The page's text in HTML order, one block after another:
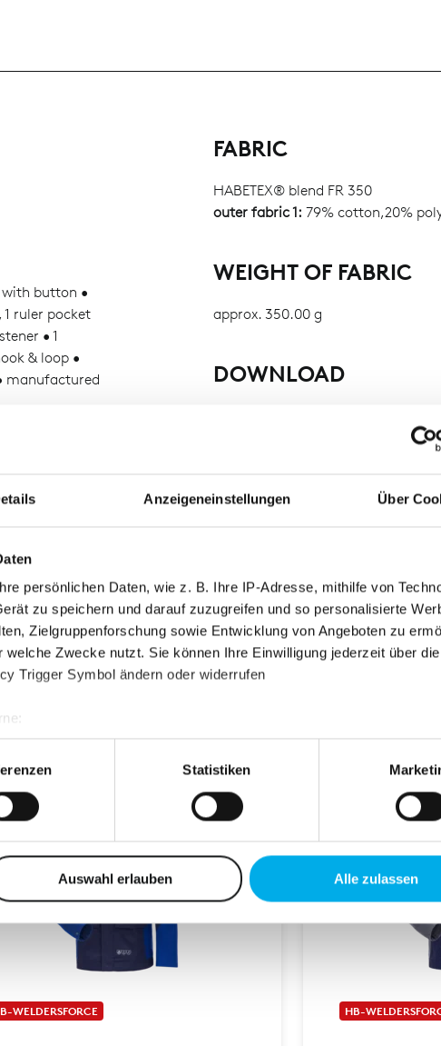
Anzeigeneinstellungen Über
persönlichen Daten, wie z. B. Ihre IP-Adresse, mithilfe von
zu speichern und darauf zuzugreifen und so personalisierte
Zielgruppenforschung sowie Entwicklung von Angeboten zu
Zwecke nutzt. Sie können Ihre Einwilligung jederzeit über
Trigger Symbol ändern oder widerrufen
Lage erfassen, welche bis auf einige Meter genau sein können
bestimmten Merkmalen (Fingerprinting) identifizieren
Daten verarbeitet werden, und legen Sie Ihre Präferenzen im
zu personalisieren, Funktionen für soziale Medien anbieten
Außerdem geben wir Informationen zu Ihrer Verwendung
Werbung und Analysen weiter. Unsere Partner führen diese
die Sie ihnen bereitgestellt haben oder die sie im Rahmen Ihrer
Statistiken
Auswahl erlauben Alle zulassen
button •
ruler pocket
• 1
& loop •
manufactured
FABRIC
HABETEX® blend FR 350
outer fabric 1: 79% cotton,20%
WEIGHT OF FABRIC
approx. 350.00 g
DOWNLOAD
Declaration of conformity for
WELDERSFORCE HB-